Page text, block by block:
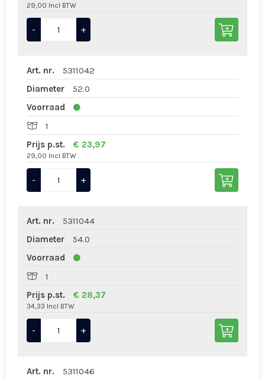
29,00 Incl BTW
- +
Art. nr.
5311042
Diameter
52.0
Voorraad
1
Prijs p.st.
€ 23,97
29,00 Incl BTW
- +
Art. nr.
5311044
Diameter
54.0
Voorraad
1
Prijs p.st.
€ 28,37
34,33 Incl BTW
- +
Art. nr.
5311046